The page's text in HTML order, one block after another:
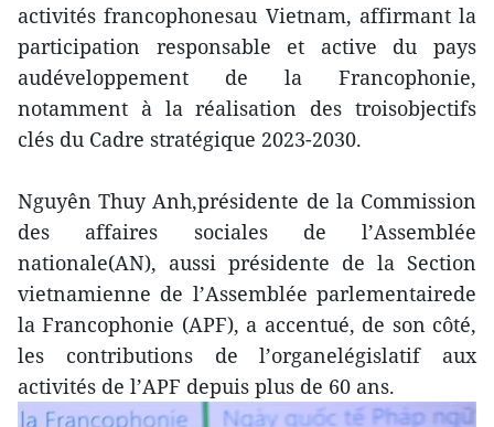
activités francophonesau Vietnam, affirmant la
participation responsable et active du pays
audéveloppement de la Francophonie,
notamment à la réalisation des troisobjectifs
clés du Cadre stratégique 2023-2030.
Nguyên Thuy Anh,présidente de la Commission
des affaires sociales de l’Assemblée
nationale(AN), aussi présidente de la Section
vietnamienne de l’Assemblée parlementairede
la Francophonie (APF), a accentué, de son côté,
les contributions de l’organelégislatif aux
activités de l’APF depuis plus de 60 ans.